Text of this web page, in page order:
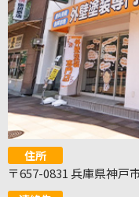
住所
〒657-0831 兵庫県神戸